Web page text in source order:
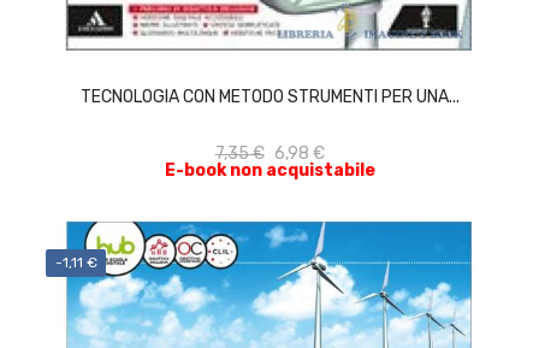
TECNOLOGIA CON METODO STRUMENTI PER UNA...
7,35 € 6,98 €
E-book non acquistabile
ACQUISTA
-1,11 €